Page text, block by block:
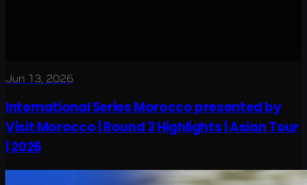
Jun 13, 2026
International Series Morocco presented by
Visit Morocco | Round 3 Highlights | Asian Tour
| 2026